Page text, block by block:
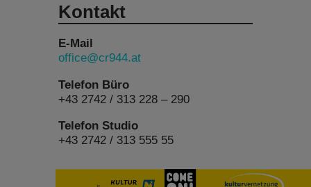
Kontakt
E-Mail
office@cr944.at
Telefon Büro
+43 2742 / 313 228 – 290
Telefon Studio
+43 2742 / 313 555 55